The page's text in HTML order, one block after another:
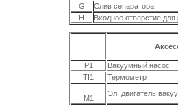
G
Слив сепаратора
H
Входное отверстие
P1
Вакуумный насос
TI1
Термометр
M1
Эл. двигатель